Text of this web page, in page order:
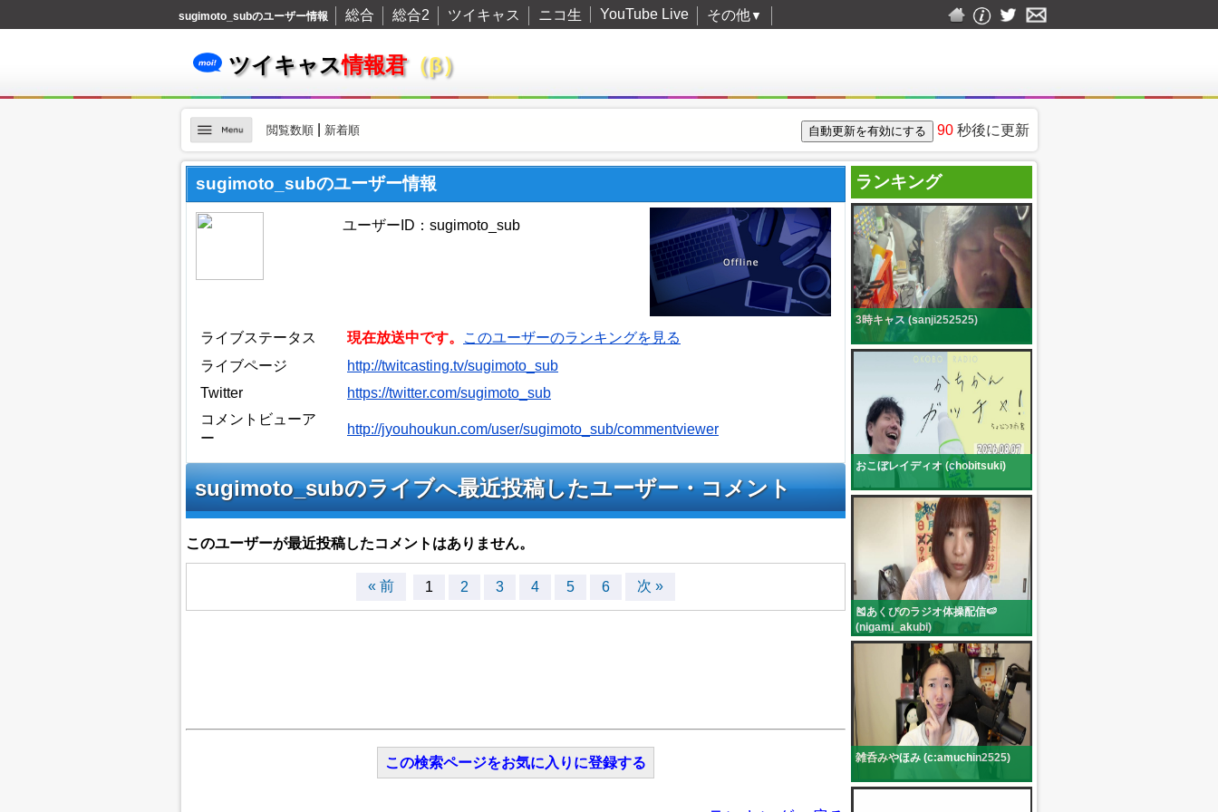
sugimoto_subのユーザー情報 総合 総合2 ツイキャス ニコ生 YouTube Live その他▼
ツイキャス情報君（β）
閲覧数順| 新着順 90秒後に更新
sugimoto_subのユーザー情報
ユーザーID：sugimoto_sub
ライブステータス 現在放送中です。
このユーザーのランキングを見る
ライブページ
http://twitcasting.tv/sugimoto_sub
Twitter
https://twitter.com/sugimoto_sub
コメントビューア
ー
http://jyouhoukun.com/user/sugimoto_sub/commentviewer
sugimoto_subのライブへ最近投稿したユーザー・コメント
このユーザーが最近投稿したコメントはありません。
« 前 1 2 3 4 5 6 次 »
この検索ページをお気に入りに登録する
ランキング
3時キャス (sanji252525)
おこぼレイディオ (chobitsuki)
🎽あくびのラジオ体操配信🍉
(nigami_akubi)
雑呑みやほみ (c:amuchin2525)